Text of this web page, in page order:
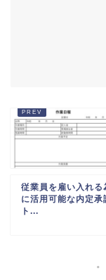
従業員を雇い入れる
に活用可能な内定
ト...